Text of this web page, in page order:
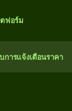
ฟอร์ม
การแจ้งเตือนราคา